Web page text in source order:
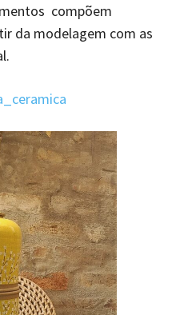
compõem
da modelagem com as